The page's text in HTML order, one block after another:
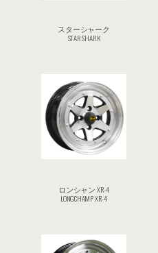
スターシャーク
STAR SHARK
ロンシャン XR-4
LONGCHAMP XR-4